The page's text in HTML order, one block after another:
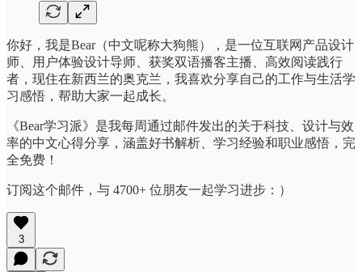
你好，我是Bear（中文呢称大狗熊），是一位互联网产品设计
师、用户体验设计导师、获奖双语播客主播、高效阅读践行
者，现住在新西兰的奥克兰，我喜欢分享自己的工作与生活学
习感悟，帮助大家一起成长。
《Bear学习派》是我每周通过邮件发出的关于科技、设计与效
率的中文心得分享，涵盖好书解析、学习经验和职业感悟，完
全免费！
订阅这个邮件，与 4700+ 位朋友一起学习进步：）
3